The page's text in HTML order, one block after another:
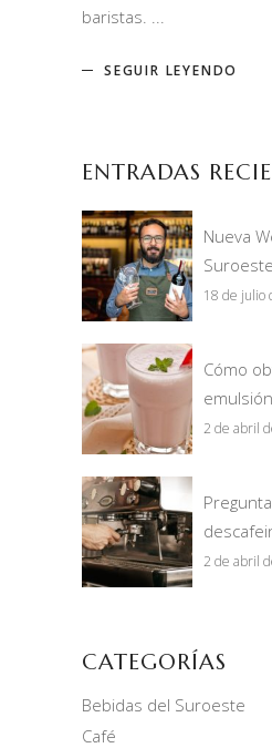
baristas.
SEGUIR LEYENDO
ENTRADAS
Nueva
Suroeste
18 de julio
Cómo
2 de abril
2 de abril
CATEGORÍAS
Bebidas del Suroeste
Café